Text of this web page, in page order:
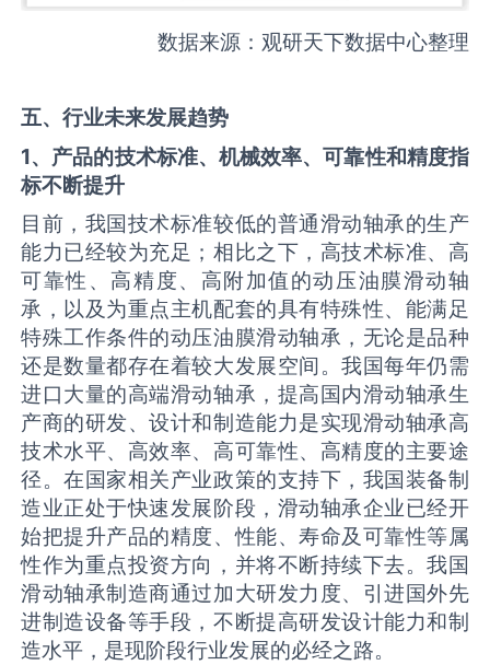
数据来源：观研天下数据中心整理
五、行业未来发展趋势
1、产品的技术标准、机械效率、可靠性和精度指
标不断提升
目前，我国技术标准较低的普通滑动轴承的生产
能力已经较为充足；相比之下，高技术标准、高
可靠性、高精度、高附加值的动压油膜滑动轴
承，以及为重点主机配套的具有特殊性、能满足
特殊工作条件的动压油膜滑动轴承，无论是品种
还是数量都存在着较大发展空间。我国每年仍需
进口大量的高端滑动轴承，提高国内滑动轴承生
产商的研发、设计和制造能力是实现滑动轴承高
技术水平、高效率、高可靠性、高精度的主要途
径。在国家相关产业政策的支持下，我国装备制
造业正处于快速发展阶段，滑动轴承企业已经开
始把提升产品的精度、性能、寿命及可靠性等属
性作为重点投资方向，并将不断持续下去。我国
滑动轴承制造商通过加大研发力度、引进国外先
进制造设备等手段，不断提高研发设计能力和制
造水平，是现阶段行业发展的必经之路。